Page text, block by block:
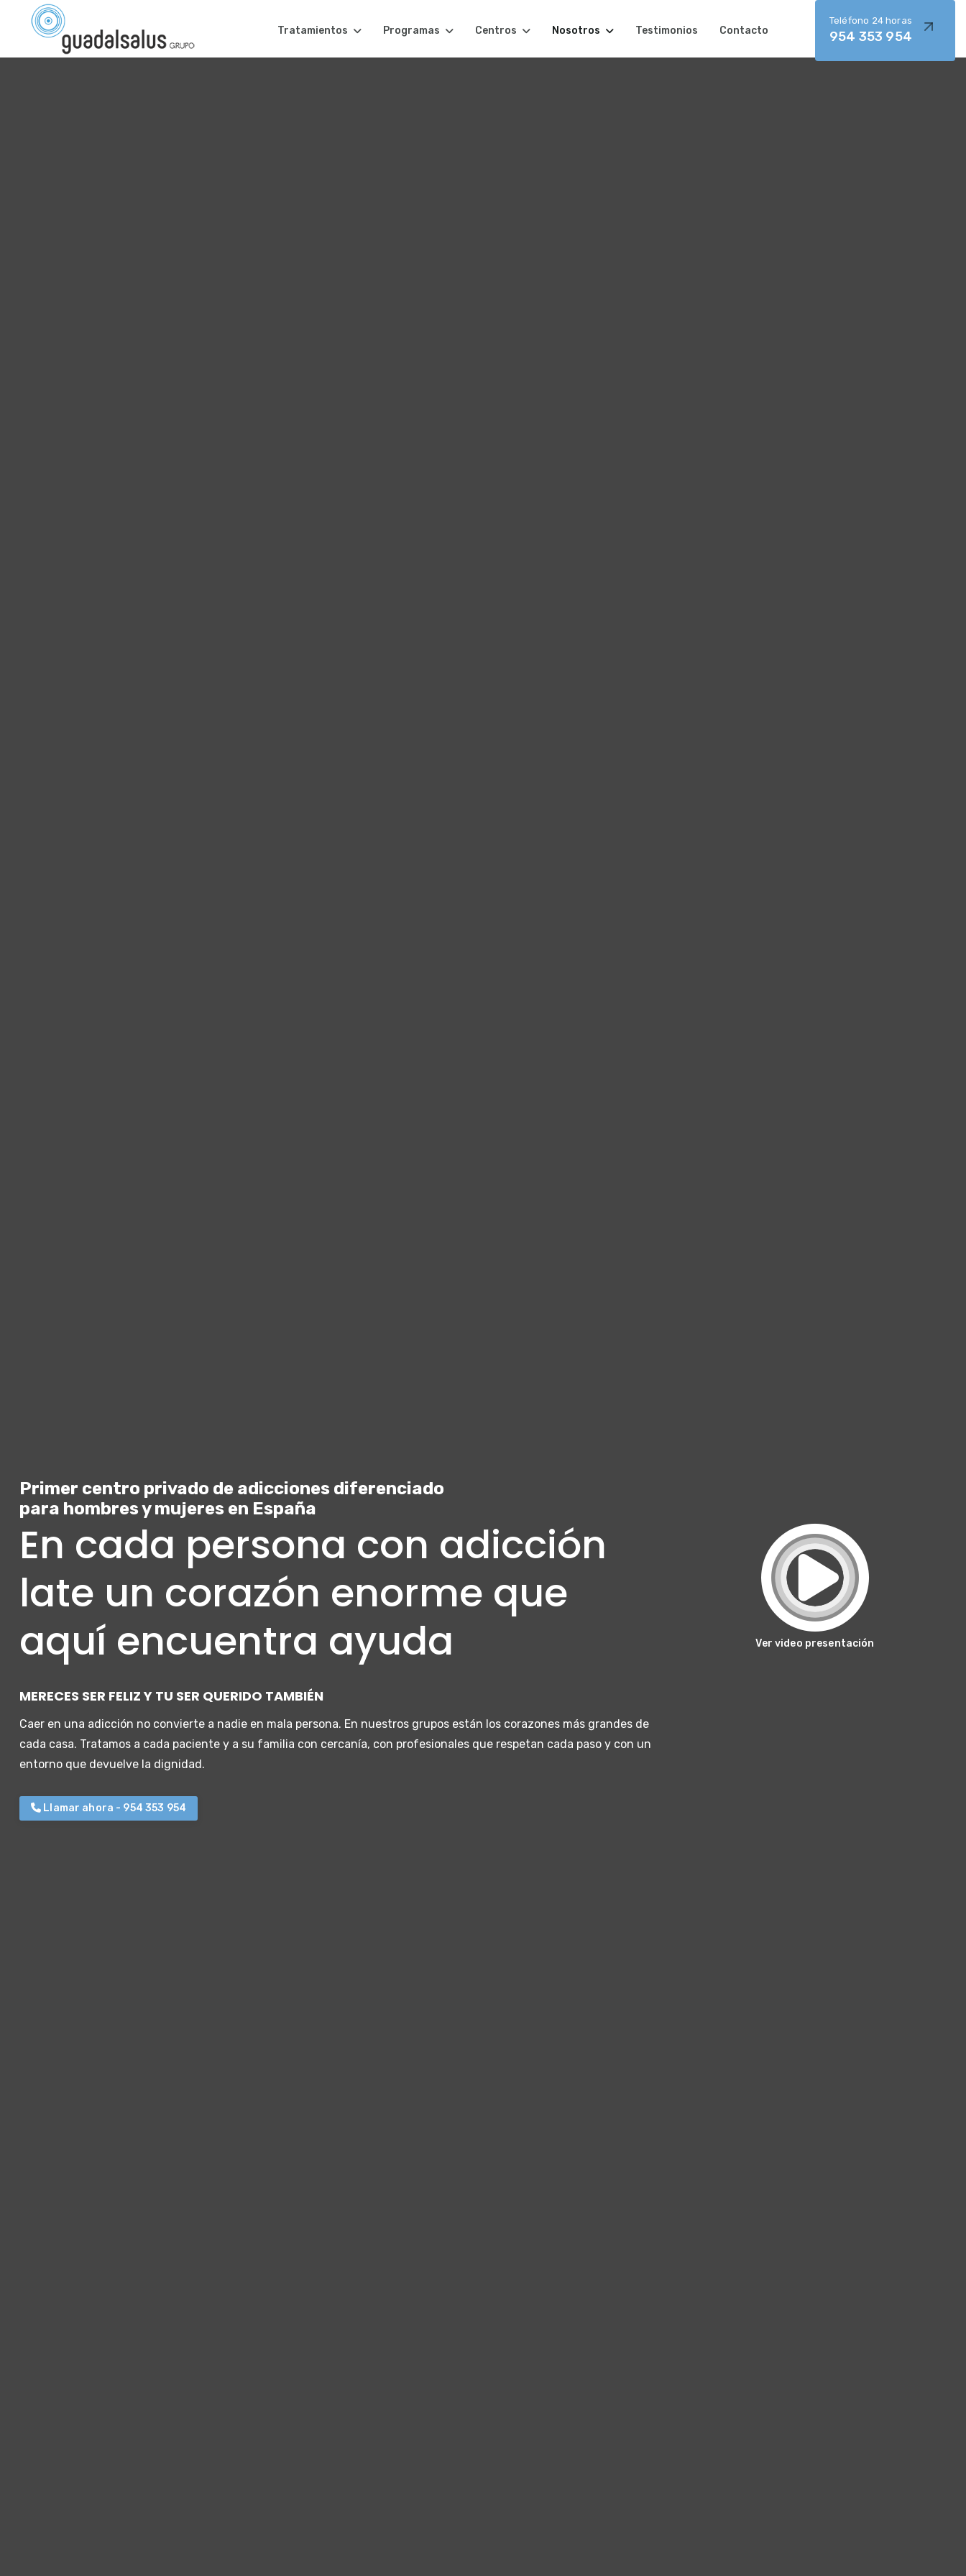
Tratamientos Programas Centros Nosotros Testimonios Contacto
Teléfono 24 horas
954 353 954
Primer centro privado de adicciones diferenciado
para hombres y mujeres en España
En cada persona con adicción
late un corazón enorme que
aquí encuentra ayuda
MERECES SER FELIZ Y TU SER QUERIDO TAMBIÉN
Caer en una adicción no convierte a nadie en mala persona. En nuestros grupos están los corazones más grandes de
cada casa. Tratamos a cada paciente y a su familia con cercanía, con profesionales que respetan cada paso y con un
entorno que devuelve la dignidad.
Llamar ahora - 954 353 954
Ver video presentación